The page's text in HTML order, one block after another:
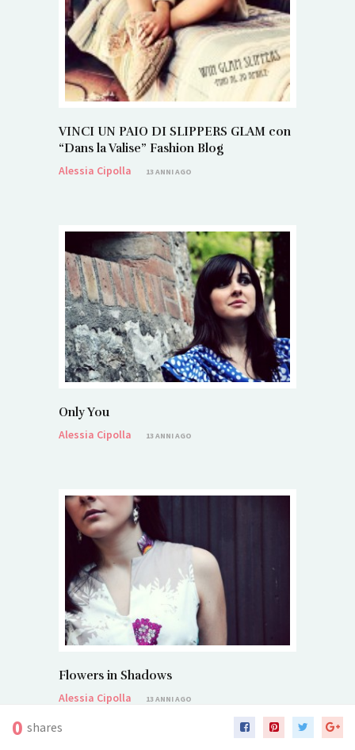
VINCI UN PAIO DI SLIPPERS GLAM con
“Dans la Valise” Fashion Blog
Alessia Cipolla
13 ANNI AGO
Only You
Alessia Cipolla
13 ANNI AGO
Flowers in Shadows
Alessia Cipolla
13 ANNI AGO
0 shares